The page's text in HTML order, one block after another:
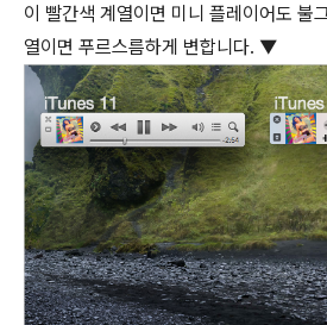
이 빨간색 계열이면 미니 플레이어도 불
열이면 푸르스름하게 변합니다. ▼